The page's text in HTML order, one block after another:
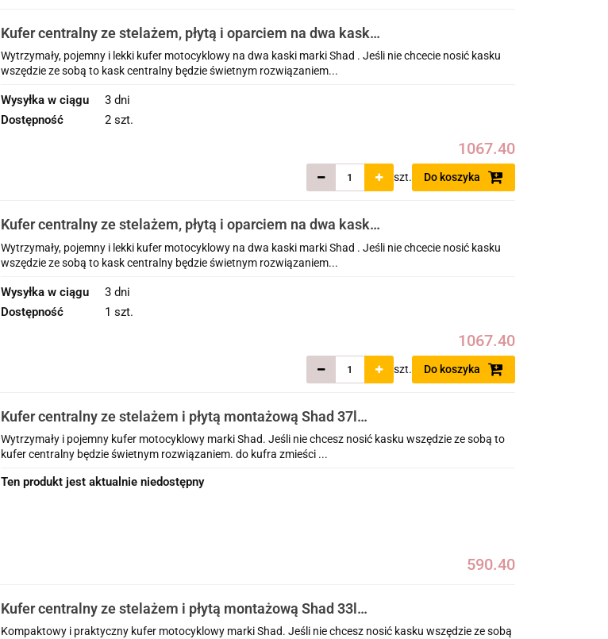
Kufer centralny ze stelażem, płytą i oparciem na dwa kaski
Shad 48l Yamaha FJR 1300 ( 01 - 05 )
Wytrzymały, pojemny i lekki kufer motocyklowy na dwa kaski marki Shad . Jeśli nie chcecie nosić kasku
wszędzie ze sobą to kask centralny będzie świetnym rozwiązaniem...
Wysyłka w ciągu
3 dni
Dostępność
2 szt.
1067.40
szt. Do koszyka
Kufer centralny ze stelażem, płytą i oparciem na dwa kaski
Shad 48l Yamaha FJR 1300 ( 01 - 05 )
Wytrzymały, pojemny i lekki kufer motocyklowy na dwa kaski marki Shad . Jeśli nie chcecie nosić kasku
wszędzie ze sobą to kask centralny będzie świetnym rozwiązaniem...
Wysyłka w ciągu
3 dni
Dostępność
1 szt.
1067.40
szt. Do koszyka
Kufer centralny ze stelażem i płytą montażową Shad 37l
Yamaha FJR 1300 ( 01 - 05 )
Wytrzymały i pojemny kufer motocyklowy marki Shad. Jeśli nie chcesz nosić kasku wszędzie ze sobą to
kufer centralny będzie świetnym rozwiązaniem. do kufra zmieści ...
Ten produkt jest aktualnie niedostępny
590.40
Kufer centralny ze stelażem i płytą montażową Shad 33l
Yamaha FJR 1300 ( 01 - 05 )
Kompaktowy i praktyczny kufer motocyklowy marki Shad. Jeśli nie chcesz nosić kasku wszędzie ze sobą